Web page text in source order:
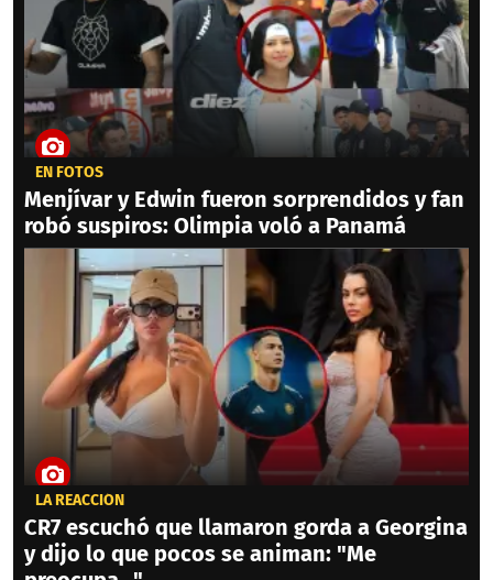
EN FOTOS
Menjívar y Edwin fueron sorprendidos y fan
robó suspiros: Olimpia voló a Panamá
LA REACCIÓN
CR7 escuchó que llamaron gorda a Georgina
y dijo lo que pocos se animan: "Me